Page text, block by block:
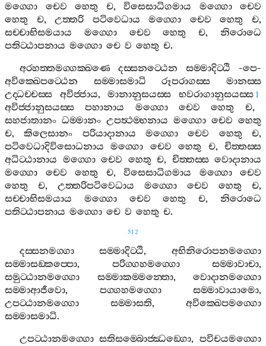
මග‍්ගො
චෙව හෙතු ච, විසෙසාධිගමාය මග‍්ගො
චෙව
හෙතු
ච,උත‍්තරි පටිවෙධාය මග‍්ගො චෙව හෙතු ච,
සච‍්චාභිසමයාය
මග‍්ගො චෙව හෙතු ච,නිරොධෙ
පතිට‍්ඨාපනාය මග‍්ගො චෙ ව හෙතු ච.
අරහත‍්තමග‍්ගක‍්ඛණෙ
දස‍්සනට‍්ඨෙන සම‍්මාදිට‍්ඨි -පෙ-
අවික‍්ඛෙපට‍්ඨෙන
සම‍්මාසමාධි රූපරාගස‍්ස
මානස‍්ස
උද‍්ධච‍්චස‍්ස
අවිජ‍්ජාය,මානානුසයස‍්ස භවරාගානුසයස‍්ස 1
අවිජ‍්ජානුසයස‍්ස පහානාය මග‍්ගො චෙව හෙතු ච,
සහජාතානං ධම‍්මානං උපත්‍ථම‍්භනාය මග‍්ගො චෙව හෙතු
ච,කිලෙසානං පරියාදානාය මග‍්ගො චෙව හෙතු ච,
පටිවෙධාදිවිසොධනාය
මග‍්ගො චෙව හෙතු ච,චිත‍්තස‍්ස
අධිට‍්ඨානාය මග‍්ගො චෙව හෙතු ච, චිත‍්තස‍්ස වොදානාය
මග‍්ගො
චෙව හෙතු ච, විසෙසාධිගමාය මග‍්ගො
චෙව
හෙතු
ච, උත‍්තරිපටිවෙධාය මග‍්ගො චෙව හෙතු ච,
සච‍්චාභිසමයාය
මග‍්ගො චෙව හෙතු ච,නිරොධෙ
පතිට‍්ඨාපනාය මග‍්ගො චෙ ව හෙතු ච.
512
දස‍්සනමග‍්ගා සම‍්මාදිට‍්ඨි, අභිනිරොපනමග‍්ගො
සම‍්මාසඞ‍්කප‍්පො, පරිග‍්ගහමග‍්ගො සම‍්මාවාචා,
සමුට‍්ඨානමග‍්ගො
සම‍්මාකම‍්මන‍්තො, වොදානමග‍්ගො
සම‍්මාආජීවො, පග‍්ගහමග‍්ගො සම‍්මාවායාමො,
උපට‍්ඨානමග‍්ගො
සම‍්මාසති, අවික‍්ඛෙපමග‍්ගො
සම‍්මාසමාධි.
උපට‍්ඨානමග‍්ගො සතිසම‍්බොජ‍්ඣඞ‍්ගො, පවිචයමග‍්ගො